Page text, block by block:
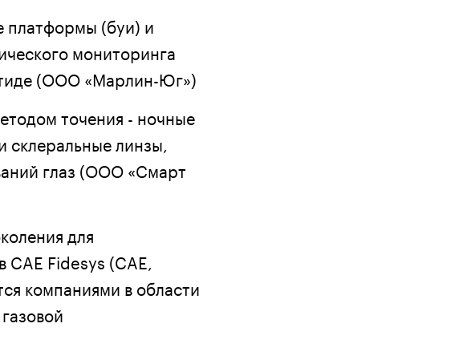
платформы (буи) и
мониторинга
(ООО «Марлин-Юг»)
точения - ночные
линзы,
глаз (ООО «Смарт
для
Fidesys (CAE,
компаниями в области